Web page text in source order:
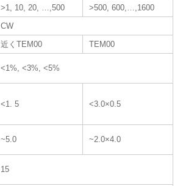
>1, 10, 20, …,500
>500, 600,…,1600
CW
近くTEM00
TEM00
<1%, <3%, <5%
<1. 5 <3.0×0.5
~5.0 ~2.0×4.0
15